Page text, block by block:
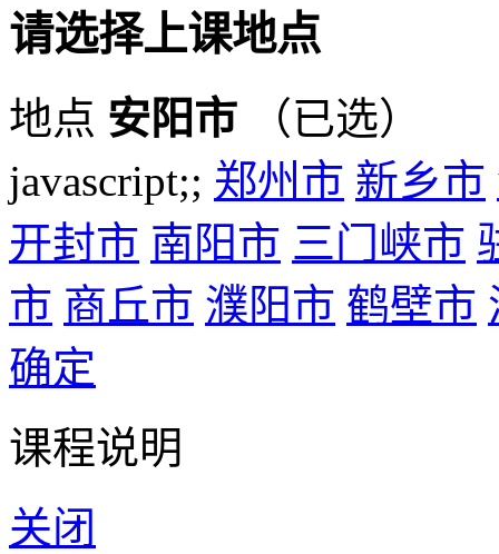
请选择上课地点
地点 安阳市 （已选）
javascript;; 郑州市 新乡市
开封市 南阳市 三门峡市
市 商丘市 濮阳市 鹤壁市
确定
课程说明
关闭